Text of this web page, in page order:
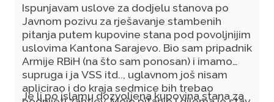
Ispunjavam uslove za dodjelu stanova po
Javnom pozivu za rješavanje stambenih
pitanja putem kupovine stana pod povoljnijim
uslovima Kantona Sarajevo. Bio sam pripadnik
Armije RBiH (na što sam ponosan) i imamo
supruga i ja VSS itd.., uglavnom još nisam
aplicirao i do kraja sedmice bih trebao
Je li po islamu dozvoljena kupovina stana za